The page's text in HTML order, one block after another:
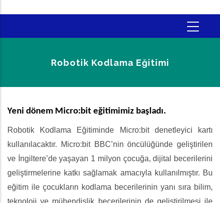
Robotik Kodlama Eğitimi
Yolu
Yeni dönem Micro:bit eğitimimiz başladı.
Robotik Kodlama Eğitiminde Micro:bit denetleyici kartı
kullanılacaktır. Micro:bit BBC’nin öncülüğünde geliştirilen
ve İngiltere’de yaşayan 1 milyon çocuğa, dijital becerilerini
geliştirmelerine katkı sağlamak amacıyla kullanılmıştır. Bu
eğitim ile çocukların kodlama becerilerinin yanı sıra bilim,
teknoloji ve mühendislik becerilerinin de geliştirilmesi ile